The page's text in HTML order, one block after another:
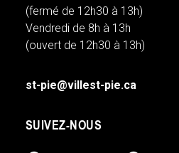
(fermé de 12h30 à 13h)
Vendredi de 8h à 13h
(ouvert de 12h30 à 13h)
st-pie@villest-pie.ca
SUIVEZ-NOUS